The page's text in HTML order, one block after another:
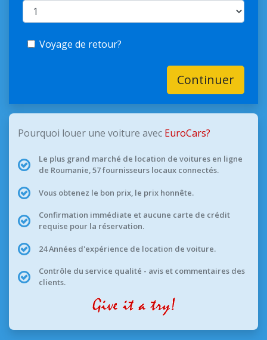
Voyage de retour?
Continuer
Pourquoi louer une voiture avec EuroCars?
Le plus grand marché de location de voitures en ligne
de Roumanie, 57 fournisseurs locaux connectés.
Vous obtenez le bon prix, le prix honnête.
Confirmation immédiate et aucune carte de crédit
requise pour la réservation.
24 Années d'expérience de location de voiture.
Contrôle du service qualité - avis et commentaires des
clients.